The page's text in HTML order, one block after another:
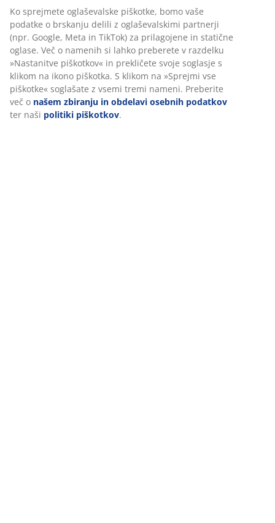
Ko sprejmete oglaševalske piškotke, bomo vaše
podatke o brskanju delili z oglaševalskimi partnerji
(npr. Google, Meta in TikTok) za prilagojene in statične
oglase. Več o namenih si lahko preberete v razdelku
»Nastanitve piškotkov« in prekličete svoje soglasje s
klikom na ikono piškotka. S klikom na »Sprejmi vse
piškotke« soglašate z vsemi tremi nameni. Preberite
več o našem zbiranju in obdelavi osebnih podatkov
ter naši politiki piškotkov.